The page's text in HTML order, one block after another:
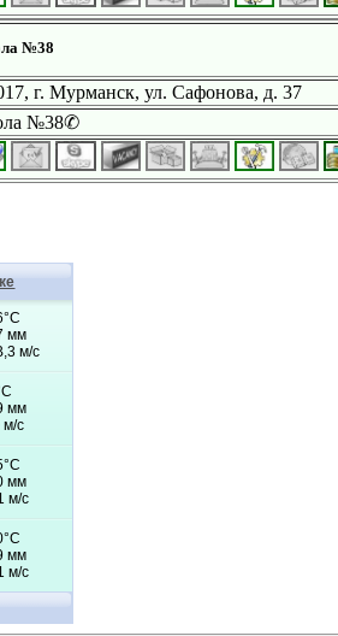
№38
г. Мурманск, ул. Сафонова, д. 37
№38✆